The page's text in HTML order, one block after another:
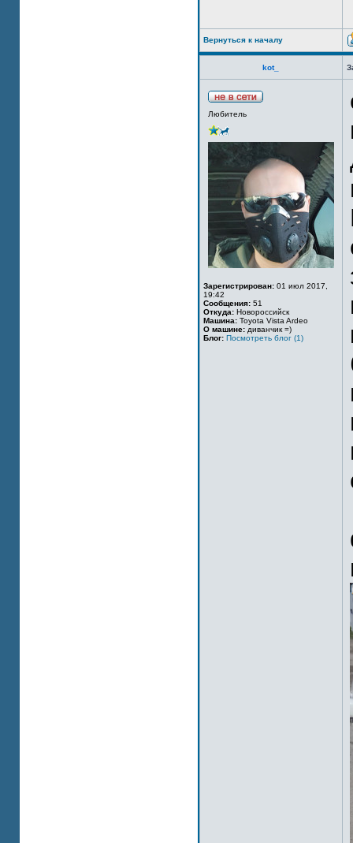
Вернуться к началу
kot_
Любитель
Зарегистрирован: 01 июл 2017,
19:42
Сообщения: 51
Откуда: Новороссийск
Машина: Toyota Vista Ardeo
О машине: диванчик =)
Блог: Посмотреть блог (1)